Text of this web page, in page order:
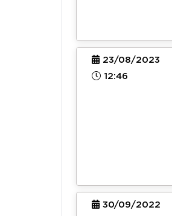
23/08/2023
12:46
30/09/2022